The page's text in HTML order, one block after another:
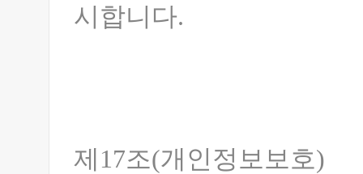
시합니다.
제17조(개인정보보호)